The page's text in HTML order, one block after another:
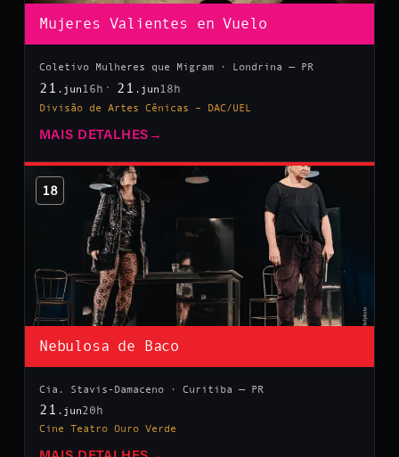
Mujeres Valientes en Vuelo
Coletivo Mulheres que Migram · Londrina — PR
21 .jun 16h 21 .jun 18h
Divisão de Artes Cênicas – DAC/UEL
MAIS DETALHES →
18
Nebulosa de Baco
Cia. Stavis-Damaceno · Curitiba — PR
21 .jun20h
Cine Teatro Ouro Verde